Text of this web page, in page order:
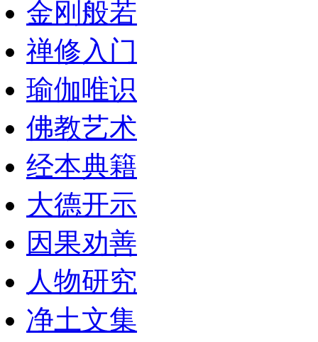
金刚般若
禅修入门
瑜伽唯识
佛教艺术
经本典籍
大德开示
因果劝善
人物研究
净土文集